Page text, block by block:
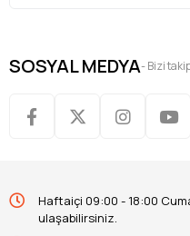
SOSYAL MEDYA- Bizi
Haftaiçi 09:00 - 18:00
ulaşabilirsiniz.